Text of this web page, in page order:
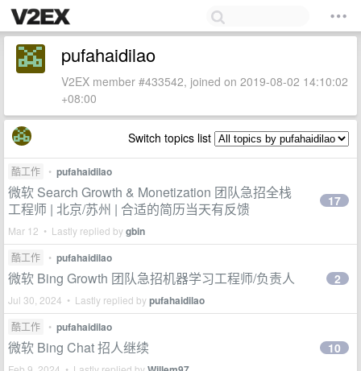
pufahaidilao
V2EX member #433542, joined on 2019-08-02 14:10:02
+08:00
Switch topics list
酷工作 • pufahaidilao
微软 Search Growth & Monetization 团队急招全栈
工程师 | 北京/苏州 | 合适的简历当天有反馈
Mar 12 • Lastly replied bygbin
17
酷工作 • pufahaidilao
微软 Bing Growth 团队急招机器学习工程师/负责人
Jul 30, 2024 • Lastly replied bypufahaidilao
2
酷工作 • pufahaidilao
微软 Bing Chat 招人继续 10